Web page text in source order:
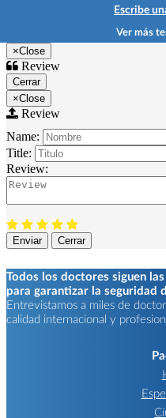
Escribe
Ver más
×Close
Review
Cerrar
×Close
Review
Name:
Title:
Review:
Enviar Cerrar
Todos los doctores siguen
para garantizar la seguridad
Entrevistamos a miles de
calidad internacional y